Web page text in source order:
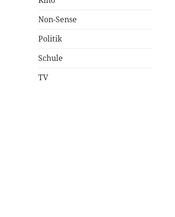
Non-Sense
Politik
Schule
TV